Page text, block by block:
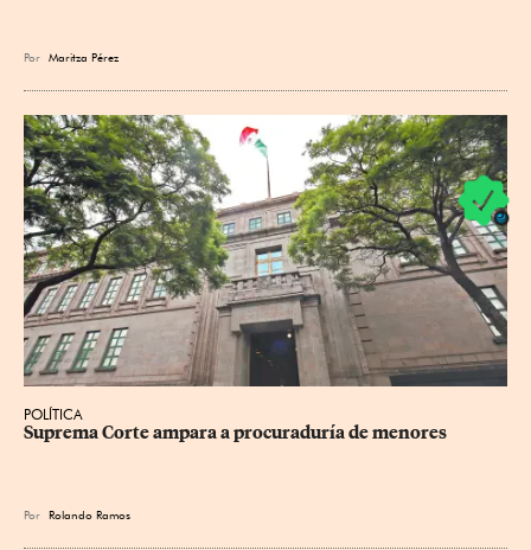
Por Maritza Pérez
POLÍTICA
Suprema Corte ampara a procuraduría de menores
Por Rolando Ramos